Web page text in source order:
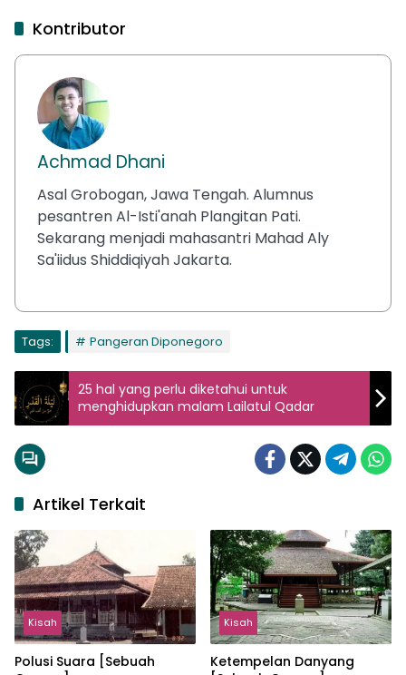
Kontributor
Achmad Dhani
Asal Grobogan, Jawa Tengah. Alumnus
pesantren Al-Isti'anah Plangitan Pati.
Sekarang menjadi mahasantri Mahad Aly
Sa'iidus Shiddiqiyah Jakarta.
Tags: Pangeran Diponegoro
25 hal yang perlu diketahui untuk
menghidupkan malam Lailatul Qadar
Artikel Terkait
Kisah
Polusi Suara [Sebuah
Kisah
Ketempelan Danyang